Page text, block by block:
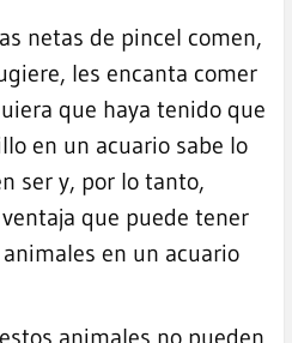
netas de pincel comen,
les encanta comer
que haya tenido que
en un acuario sabe lo
ser y, por lo tanto,
que puede tener
en un acuario